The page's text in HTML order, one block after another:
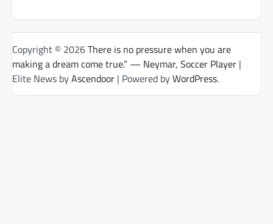
Copyright © 2026There is no pressure when you are
making a dream come true.” — Neymar, Soccer Player |
Elite News byAscendoor | Powered byWordPress.